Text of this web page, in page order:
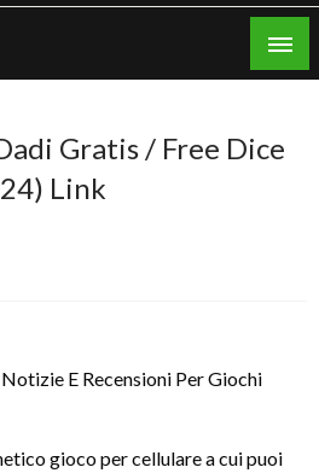
Gratis / Free Dice
Link
gioco per cellulare a cui puoi